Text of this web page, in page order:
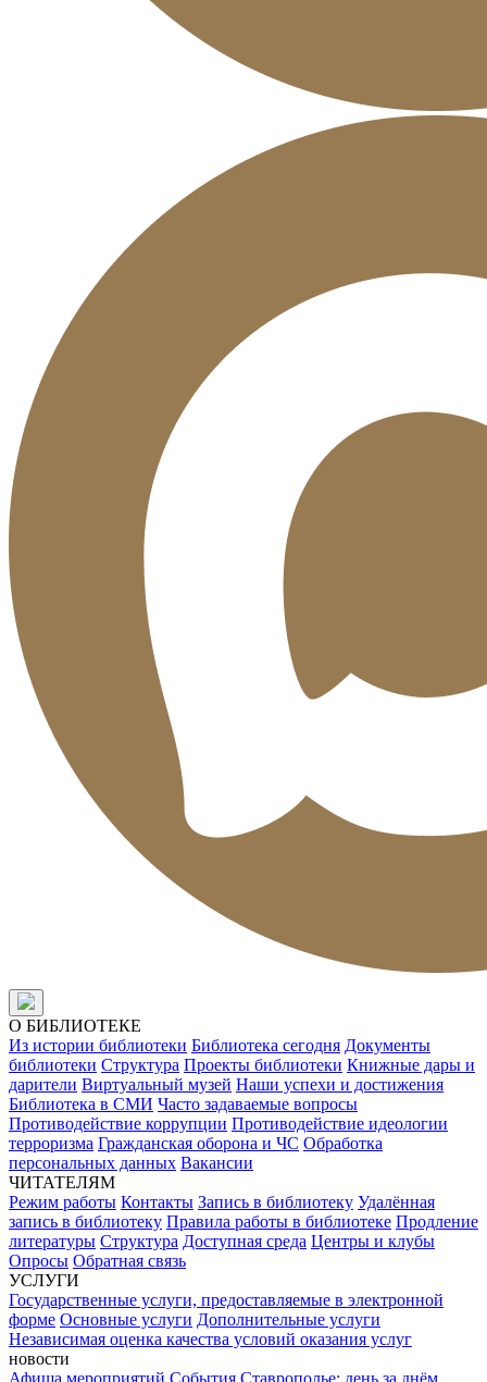
О БИБЛИОТЕКЕ
Из истории библиотеки Библиотека сегодня Документы
библиотеки Структура Проекты библиотеки Книжные дары и
дарители Виртуальный музей Наши успехи и достижения
Библиотека в СМИ Часто задаваемые вопросы
Противодействие коррупции Противодействие идеологии
терроризма Гражданская оборона и ЧС Обработка
персональных данных Вакансии
ЧИТАТЕЛЯМ
Режим работы Контакты Запись в библиотеку Удалённая
запись в библиотеку Правила работы в библиотеке Продление
литературы Структура Доступная среда Центры и клубы
Опросы Обратная связь
УСЛУГИ
Государственные услуги, предоставляемые в электронной
форме Основные услуги Дополнительные услуги
Независимая оценка качества условий оказания услуг
новости
Афиша мероприятий События Ставрополье: день за днём